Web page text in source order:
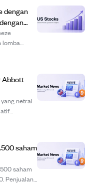
dengan
lomba
Abbott
netral
center
saham
saham
Penjualan